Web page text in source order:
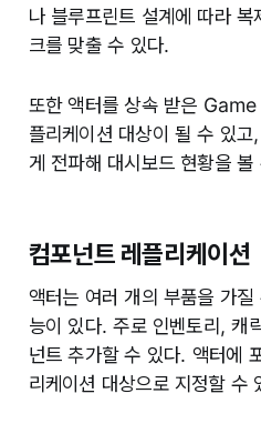
나 블루프린트 설계에 따라
크를 맞출 수 있다.
또한 액터를 상속 받은
플리케이션 대상이 될 수 있
게 전파해 대시보드 현황을 볼
컴포넌트 레플리케이션
액터는 여러 개의 부품을 가
능이 있다. 주로 인벤토리, 캐
넌트 추가할 수 있다. 액터에
리케이션 대상으로 지정할 수